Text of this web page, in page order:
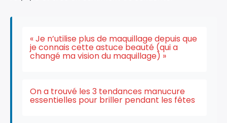
« Je n’utilise plus de maquillage depuis que
je connais cette astuce beauté (qui a
changé ma vision du maquillage) »
On a trouvé les 3 tendances manucure
essentielles pour briller pendant les fêtes